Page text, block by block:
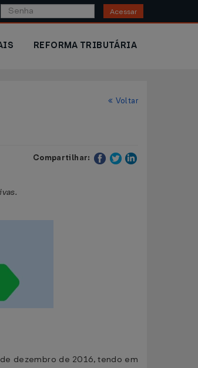
Acessar
REFORMA TRIBUTÁRIA
Voltar
Compartilhar:
dezembro de 2016, tendo em